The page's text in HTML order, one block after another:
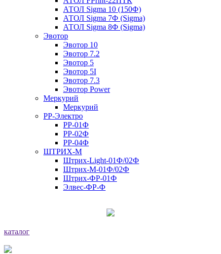
АТОЛ Sigma 10 (150Ф)
АТОЛ Sigma 7Ф (Sigma)
АТОЛ Sigma 8Ф (Sigma)
Эвотор
Эвотор 10
Эвотор 7.2
Эвотор 5
Эвотор 5I
Эвотор 7.3
Эвотор Power
Меркурий
Меркурий
РР-Электро
РР-01Ф
РР-02Ф
РР-04Ф
ШТРИХ-М
Штрих-Light-01Ф/02Ф
Штрих-М-01Ф/02Ф
Штрих-ФР-01Ф
Элвес-ФР-Ф
каталог